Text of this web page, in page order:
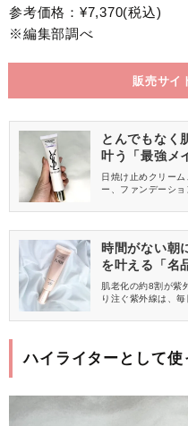
参考価格：¥7,370(税込)
※編集部調べ
販売サイ
とんでもな
叶う「最強メ
日焼け止めクリー
ー、ファンデーシ
数も手順も多くな
サンローラン)『ト
プ』をご紹介します
時間がない朝
を叶える「名
肌老化の約8割が紫
り注ぐ紫外線は、
めなのが、ELIXIR(
すよ。日焼け止め
ハイライターとして